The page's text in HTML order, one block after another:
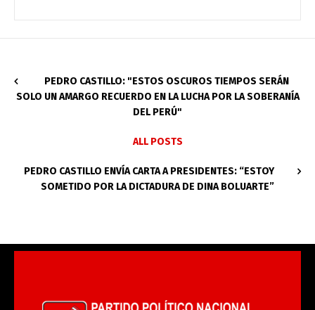
PEDRO CASTILLO: "ESTOS OSCUROS TIEMPOS SERÁN
SOLO UN AMARGO RECUERDO EN LA LUCHA POR LA SOBERANÍA
DEL PERÚ"
ALL POSTS
PEDRO CASTILLO ENVÍA CARTA A PRESIDENTES: “ESTOY
SOMETIDO POR LA DICTADURA DE DINA BOLUARTE”